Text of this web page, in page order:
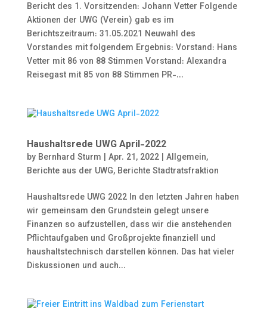
Bericht des 1. Vorsitzenden: Johann Vetter Folgende
Aktionen der UWG (Verein) gab es im
Berichtszeitraum: 31.05.2021 Neuwahl des
Vorstandes mit folgendem Ergebnis: Vorstand: Hans
Vetter mit 86 von 88 Stimmen Vorstand: Alexandra
Reisegast mit 85 von 88 Stimmen PR-...
Haushaltsrede UWG April-2022
by Bernhard Sturm | Apr. 21, 2022| Allgemein,
Berichte aus der UWG, Berichte Stadtratsfraktion
Haushaltsrede UWG 2022 In den letzten Jahren haben
wir gemeinsam den Grundstein gelegt unsere
Finanzen so aufzustellen, dass wir die anstehenden
Pflichtaufgaben und Großprojekte finanziell und
haushaltstechnisch darstellen können. Das hat vieler
Diskussionen und auch...